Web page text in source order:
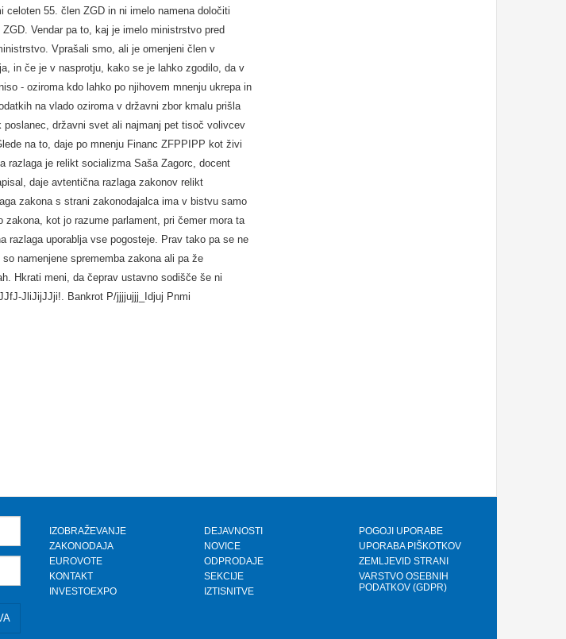
55. člen ZGD in ni imelo namena določiti
Vendar pa to, kaj je imelo ministrstvo pred
Vprašali smo, ali je omenjeni člen v
in če je v nasprotju, kako se je lahko zgodilo, da v
- oziroma kdo lahko po njihovem mnenju ukrepa in
na vlado oziroma v državni zbor kmalu prišla
državni svet ali najmanj pet tisoč volivcev
na to, daje po mnenju Financ ZFPPIPP kot živi
razlaga je relikt socializma Saša Zagorc, docent
daje avtentična razlaga zakonov relikt
zakona s strani zakonodajalca ima v bistvu samo
kot jo razume parlament, pri čemer mora ta
razlaga uporablja vse pogosteje. Prav tako pa se ne
namenjene sprememba zakona ali pa že
Hkrati meni, da čeprav ustavno sodišče še ni
JliJijJJji!. Bankrot P/jjjjujjj_Idjuj Pnmi
IZOBRAŽEVANJE
ZAKONODAJA
EUROVOTE
KONTAKT
INVESTOEXPO
DEJAVNOSTI
NOVICE
ODPRODAJE
SEKCIJE
IZTISNITVE
POGOJI UPORABE
UPORABA PIŠKOTKOV
ZEMLJEVID STRANI
VARSTVO OSEBNIH
PODATKOV (GDPR)